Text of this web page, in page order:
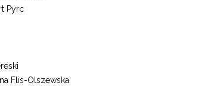
Pyrc
Flis-Olszewska